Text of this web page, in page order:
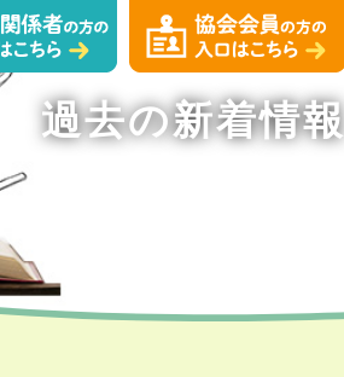
過去の新着情報